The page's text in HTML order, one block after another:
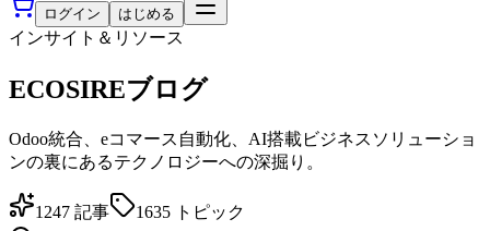
ログイン はじめる
インサイト＆リソース
ECOSIREブログ
Odoo統合、eコマース自動化、AI搭載ビジネスソリューショ
ンの裏にあるテクノロジーへの深掘り。
1247 記事 1635 トピック